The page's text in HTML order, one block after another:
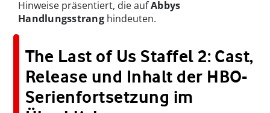
Hinweise präsentiert, die aufAbbys
Handlungsstranghindeuten.
The Last of Us Staffel 2: Cast,
Release und Inhalt der HBO-
Serienfortsetzung im